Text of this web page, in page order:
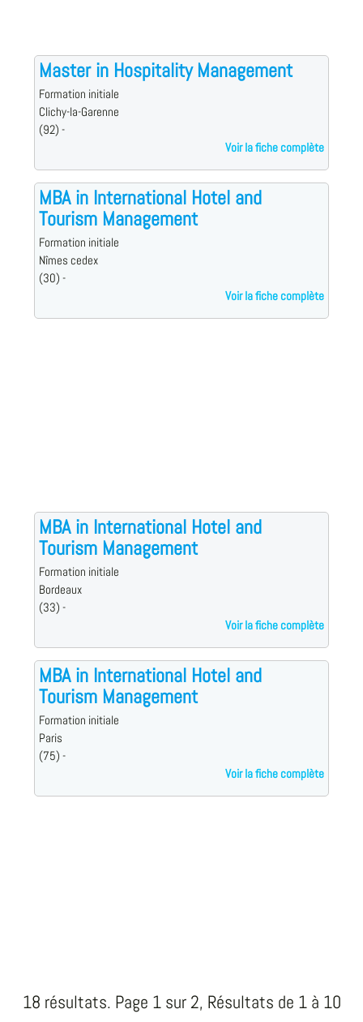
Master in Hospitality Management
Formation initiale
Clichy-la-Garenne
(92) -
Voir la fiche complète
MBA in International Hotel and
Tourism Management
Formation initiale
Nîmes cedex
(30) -
Voir la fiche complète
MBA in International Hotel and
Tourism Management
Formation initiale
Bordeaux
(33) -
Voir la fiche complète
MBA in International Hotel and
Tourism Management
Formation initiale
Paris
(75) -
Voir la fiche complète
18 résultats. Page 1 sur 2, Résultats de 1 à 10